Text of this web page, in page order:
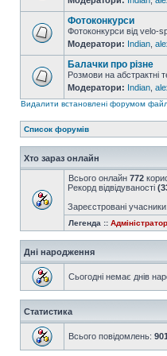
Фотоконкурси
Фотоконкурси від velo-
Модератори: Indian
Балачки про різне
Розмови на абстрактні
Модератори: Indian
Видалити встановлені форумом
Список форумів
Хто зараз онлайн
Всього онлайн 772
Рекорд відвідуваності
Зареєстровані учасники:
Легенда ::
Дні народження
Сьогодні немає днів
Статистика
Всього повідомлень: